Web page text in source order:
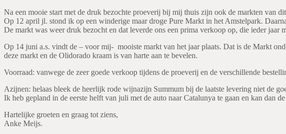
Na een mooie start met de druk bezochte proeverij bij mij thuis zijn ook de markten van
Op 12 april jl. stond ik op een winderige maar droge Pure Markt in het Amstelpark.
De markt was weer druk bezocht en dat leverde ons een prima verkoop op, die ieder jaar
Op 14 juni a.s. vindt de – voor mij- mooiste markt van het jaar plaats. Dat is de Markt
deze markt en de Olidorado kraam is van harte aan te bevelen.
Voorraad: vanwege de zeer goede verkoop tijdens de proeverij en de verschillende
Azijnen: helaas bleek de heerlijk rode wijnazijn Summum bij de laatste levering niet de
Ik heb gepland in de eerste helft van juli met de auto naar Catalunya te gaan en kan dan
Hartelijke groeten en graag tot ziens,
Anke Meijs.